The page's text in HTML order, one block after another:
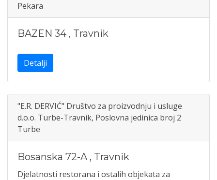
Pekara
BAZEN 34 , Travnik
Detalji
"E.R. DERVIĆ" Društvo za proizvodnju i usluge
d.o.o. Turbe-Travnik, Poslovna jedinica broj 2
Turbe
Bosanska 72-A , Travnik
Djelatnosti restorana i ostalih objekata za